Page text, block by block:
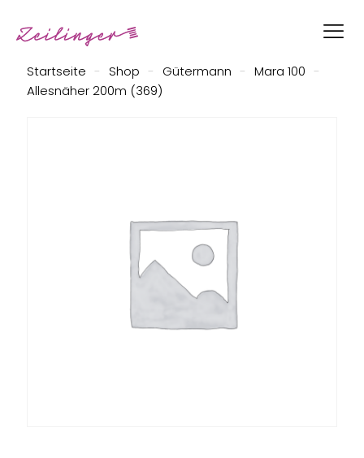
Startseite - Shop - Gütermann - Mara 100 -
Allesnäher 200m (369)